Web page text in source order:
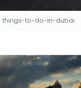
things-to-do-in-dubai